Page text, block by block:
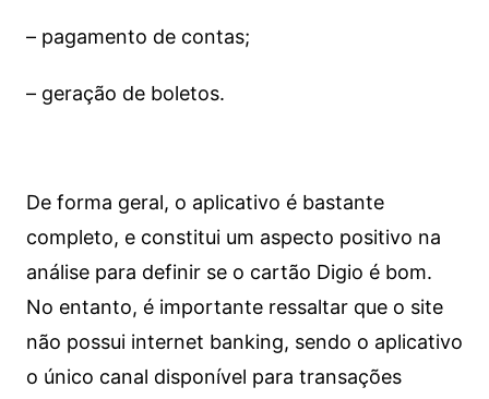
– pagamento de contas;
– geração de boletos.
De forma geral, o aplicativo é bastante
completo, e constitui um aspecto positivo na
análise para definir se o cartão Digio é bom.
No entanto, é importante ressaltar que o site
não possui internet banking, sendo o aplicativo
o único canal disponível para transações